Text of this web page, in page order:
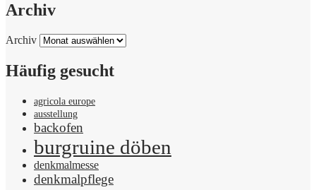
Archiv
Archiv
Häufig gesucht
agricola europe
ausstellung
backofen
burgruine döben
denkmalmesse
denkmalpflege